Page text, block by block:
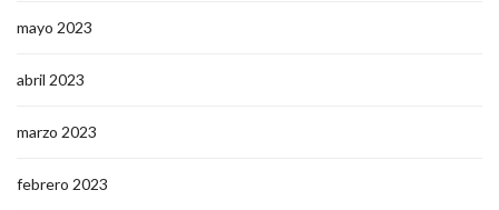
mayo 2023
abril 2023
marzo 2023
febrero 2023